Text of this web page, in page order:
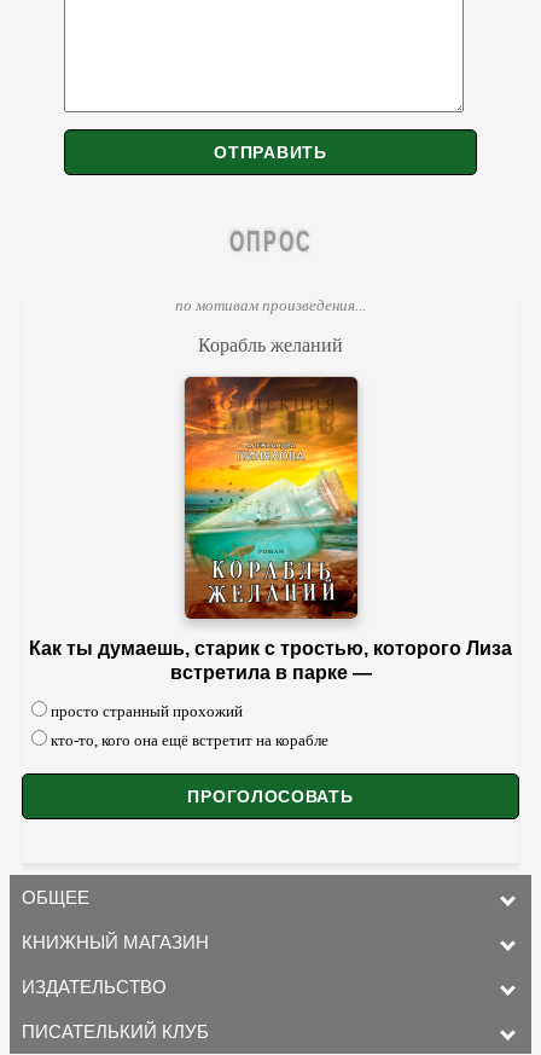
ОПРОС
по мотивам произведения...
Корабль желаний
Как ты думаешь, старик с тростью, которого Лиза
встретила в парке —
просто странный прохожий
кто-то, кого она ещё встретит на корабле
ОБЩЕЕ
КНИЖНЫЙ МАГАЗИН
ИЗДАТЕЛЬСТВО
ПИСАТЕЛЬКИЙ КЛУБ